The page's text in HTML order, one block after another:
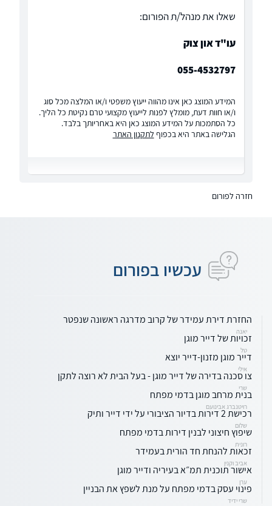
שאלו את מנהל/ת הפורום:
עו"ד און צוק
055-4532797
המידע המוצג כאן אינו מהווה ייעוץ משפטי ו/או המלצה מכל סוג
ו/או חוות דעת, מומלץ לפנות לייעוץ מקצועי טרם נקיטת כל הליך.
כל הסתמכות על המידע המוצג כאן היא באחריותך בלבד.
הגלישה באתר היא בכפוף לתקנון האתר
חזרה לפורום
עכשיו בפורום
החזרת דירת עמידר של קרוב מדרגה ראשונה שנפטר
יאנה
זכויות של דייר מוגן
טל
דייר מוגן מזנון-דייר יוצא
אילי
צו סכנה בדירה של דייר מוגן - בעל הבית לא רוצה לתקן
שרי
בנית מרחב מוגן בדמי מפתח
רויטנברג אבינועם
רכישת 2 דירות בדיור הציבורי על ידי דייר ותיק
שלום
שיפוץ חיצוני לבנין דירות בדמי מפתח
רונית
זכאות להנחת חד הורית בעמידר
אביב וקנין
אישור תוכנית תמ״א בעיריה ודייר מוגן
ערן
פינוי עסק בדמי מפתח על מנת לשפץ את הבניין
שרי ידיד